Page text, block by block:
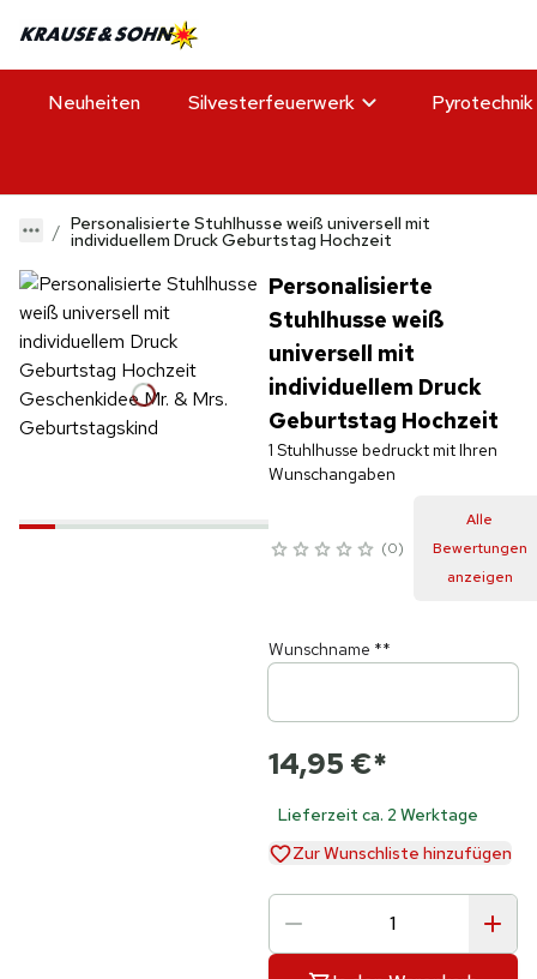
Neuheiten Silvesterfeuerwerk Pyrotechnik
Personalisierte Stuhlhusse weiß universell mit
individuellem Druck Geburtstag Hochzeit
Personalisierte
Stuhlhusse weiß
universell mit
individuellem Druck
Geburtstag Hochzeit
1 Stuhlhusse bedruckt mit Ihren
Wunschangaben
0
Alle
Bewertungen
anzeigen
Wunschname **
14,95 €*
Lieferzeit ca. 2 Werktage
Zur Wunschliste hinzufügen